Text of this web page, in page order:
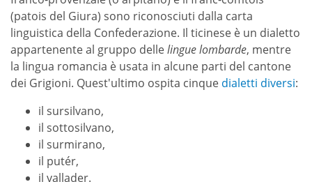
(patois del Giura) sono riconosciuti dalla carta
linguistica della Confederazione. Il ticinese è un dialetto
appartenente al gruppo dellelingue lombarde, mentre
la lingua romancia è usata in alcune parti del cantone
dei Grigioni. Quest'ultimo ospita cinque dialetti diversi:
il sursilvano,
il sottosilvano,
il surmirano,
il putér,
il vallader.